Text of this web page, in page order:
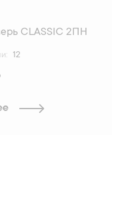
CLASSIC 2ПН
12